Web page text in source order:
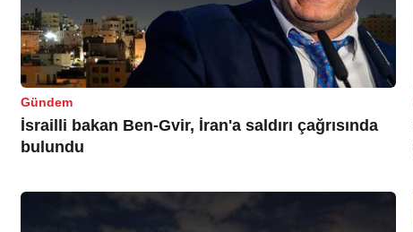
Gündem
İsrailli bakan Ben-Gvir, İran'a saldırı çağrısında
bulundu